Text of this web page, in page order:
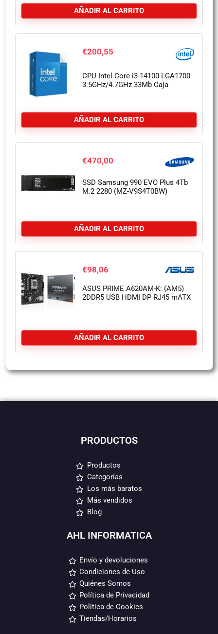
AÑADIR AL CARRITO
€200,55
CPU Intel Core i3-14100 LGA1700
3.5GHz/4.7GHz 33Mb Caja
AÑADIR AL CARRITO
€470,00
SSD Samsung 990 EVO Plus 4Tb
M.2 2280 (MZ-V9S4T0BW)
AÑADIR AL CARRITO
€98,06
ASUS PRIME A620AM-K: (AM5)
2DDR5 USB HDMI DP RJ45 mATX
AÑADIR AL CARRITO
PRODUCTOS
Productos
Categorías
Los más baratos
Más vendidos
Blog
AHL INFORMATICA
Envío y devoluciones
Condiciones de Uso
Quiénes Somos
Política de Privacidad
Política de Cookies
Tiendas/Horarios